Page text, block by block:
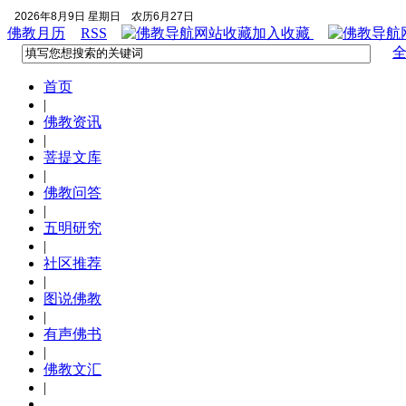
2026年8月9日 星期日 农历6月27日
佛教月历 RSS 加入收藏
首页
|
佛教资讯
|
菩提文库
|
佛教问答
|
五明研究
|
社区推荐
|
图说佛教
|
有声佛书
|
佛教文汇
|